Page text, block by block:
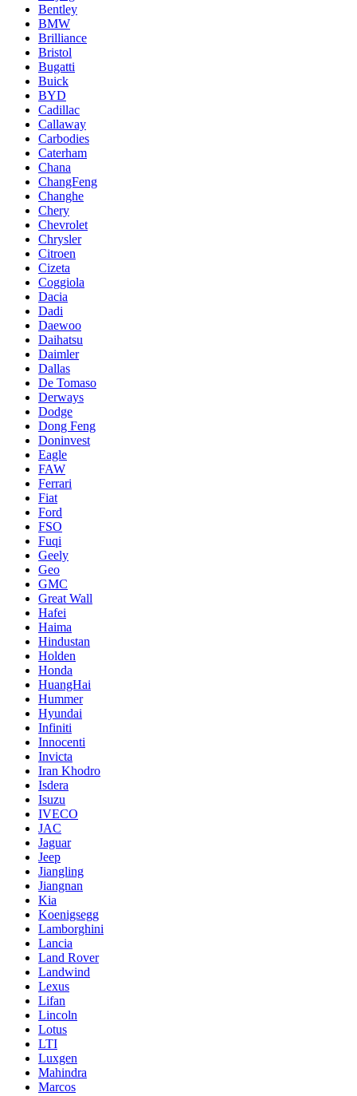
Bentley
BMW
Brilliance
Bristol
Bugatti
Buick
BYD
Cadillac
Callaway
Carbodies
Caterham
Chana
ChangFeng
Changhe
Chery
Chevrolet
Chrysler
Citroen
Cizeta
Coggiola
Dacia
Dadi
Daewoo
Daihatsu
Daimler
Dallas
De Tomaso
Derways
Dodge
Dong Feng
Doninvest
Eagle
FAW
Ferrari
Fiat
Ford
FSO
Fuqi
Geely
Geo
GMC
Great Wall
Hafei
Haima
Hindustan
Holden
Honda
HuangHai
Hummer
Hyundai
Infiniti
Innocenti
Invicta
Iran Khodro
Isdera
Isuzu
IVECO
JAC
Jaguar
Jeep
Jiangling
Jiangnan
Kia
Koenigsegg
Lamborghini
Lancia
Land Rover
Landwind
Lexus
Lifan
Lincoln
Lotus
LTI
Luxgen
Mahindra
Marcos